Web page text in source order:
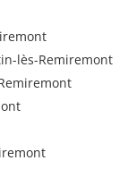
lès-Remiremont